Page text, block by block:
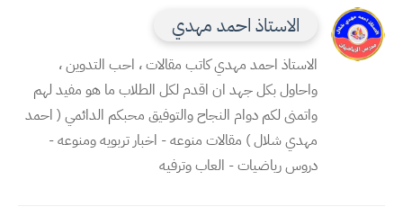
الاستاذ احمد مهدي
الاستاذ احمد مهدي كاتب مقالات ، احب التدوين ،
واحاول بكل جهد ان اقدم لكل الطلاب ما هو مفيد لهم
واتمنى لكم دوام النجاح والتوفيق محبكم الدائمي ( احمد
مهدي شلال ) مقالات منوعه - اخبار تربويه ومنوعه -
دروس رياضيات - العاب وترفيه